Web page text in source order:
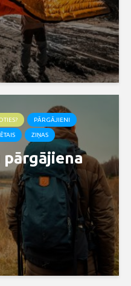
PĀRGĀJIENI
ZIŅAS
pārgājiena